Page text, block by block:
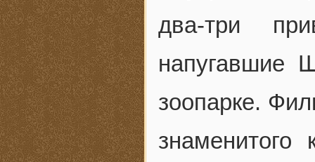
два-три
напугавшие
зоопарке.
знаменитого